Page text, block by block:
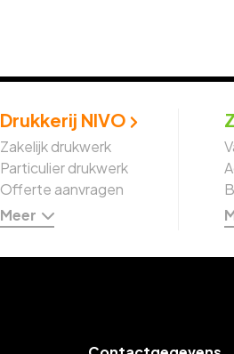
Drukkerij NIVO
Zakelijk drukwerk
Particulier drukwerk
Offerte aanvragen
Meer